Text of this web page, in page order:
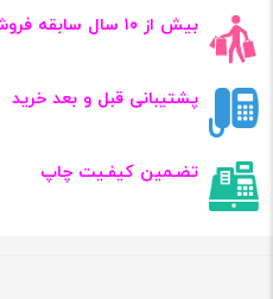
بیش از ۱۰ سال سابقه فروش کتاب‌ های تخصصی پزشکی
پشتیبانی قبل و بعد خرید
تضـمین کیفـیت چاپ